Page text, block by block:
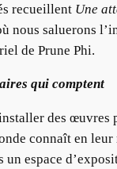
recueillent Une
nous saluerons
de Prune Phi.
qui comptent
des œuvres
connaît en
un espace